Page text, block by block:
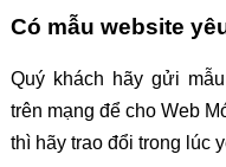
Có mẫu website
Quý khách hãy gửi
trên mạng để cho Web
thì hãy trao đổi trong lúc